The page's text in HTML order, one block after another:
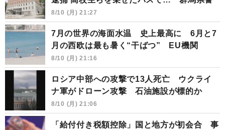
8/10 (月) 21:27
7月の世界の海面水温 史上最高に 6月と7
月の西欧は最も暑く“干ばつ” EU機関
8/10 (月) 21:16
ロシア中部への攻撃で13人死亡 ウクライ
ナ軍がドローン攻撃 石油施設が標的か
8/10 (月) 21:06
「給付付き税額控除」国と地方が初会合 事